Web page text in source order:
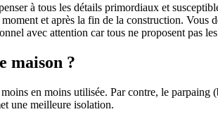
à tous les détails primordiaux et
et après la fin de la construction.
avec attention car tous ne proposent pas
maison ?
en moins utilisée. Par contre, le parpaing
une meilleure isolation.